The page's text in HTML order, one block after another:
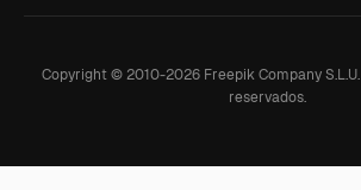
Copyright © 2010-2026 Freepik Company S.L.U.
reservados.